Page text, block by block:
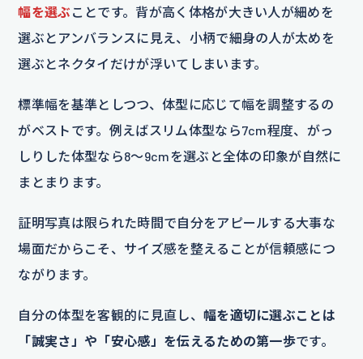
幅を選ぶ ことです。背が高く体格が大きい人が細めを
選ぶとアンバランスに見え、小柄で細身の人が太めを
選ぶとネクタイだけが浮いてしまいます。
標準幅を基準としつつ、体型に応じて幅を調整するの
がベストです。例えばスリム体型なら7cm程度、がっ
しりした体型なら8〜9cmを選ぶと全体の印象が自然に
まとまります。
証明写真は限られた時間で自分をアピールする大事な
場面だからこそ、サイズ感を整えることが信頼感につ
ながります。
自分の体型を客観的に見直し、 幅を適切に選ぶことは
「誠実さ」や「安心感」を伝えるための第一歩です。